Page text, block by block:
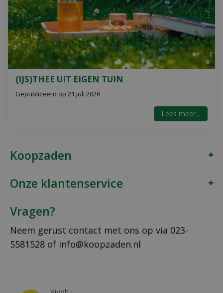
(IJS)THEE UIT EIGEN TUIN
Gepubliceerd op 21 juli 2026
Lees meer...
Koopzaden
Onze klantenservice
Vragen?
Neem gerust contact met ons op via 023-
5581528 of info@koopzaden.nl